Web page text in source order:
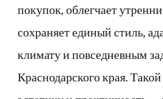
покупок, облегчает
сохраняет единый стиль,
климату и повседневным
Краснодарского края.